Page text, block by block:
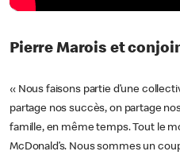
Pierre Marois et
« Nous faisons partie d’une
partage nos succès, on partage
famille, en même temps. Tout le
McDonald’s. Nous sommes un